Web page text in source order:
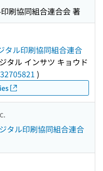
刷協同組合連合会 著
タル印刷協同組合連合
タル インサツ キョウド
)
タル印刷協同組合連合